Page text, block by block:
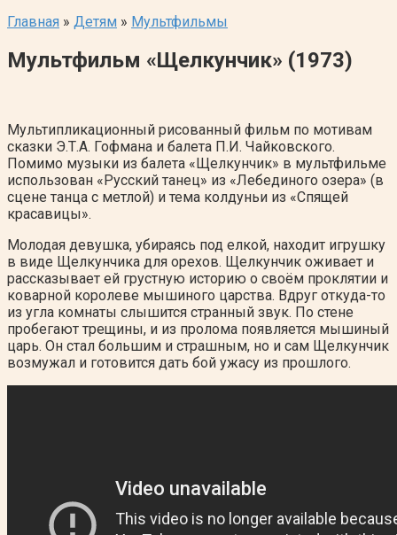
Главная » Детям » Мультфильмы
Мультфильм «Щелкунчик» (1973)
Мультипликационный рисованный фильм по мотивам
сказки Э.Т.А. Гофмана и балета П.И. Чайковского.
Помимо музыки из балета «Щелкунчик» в мультфильме
использован «Русский танец» из «Лебединого озера» (в
сцене танца с метлой) и тема колдуньи из «Спящей
красавицы».
Молодая девушка, убираясь под елкой, находит игрушку
в виде Щелкунчика для орехов. Щелкунчик оживает и
рассказывает ей грустную историю о своём проклятии и
коварной королеве мышиного царства. Вдруг откуда-то
из угла комнаты слышится странный звук. По стене
пробегают трещины, и из пролома появляется мышиный
царь. Он стал большим и страшным, но и сам Щелкунчик
возмужал и готовится дать бой ужасу из прошлого.